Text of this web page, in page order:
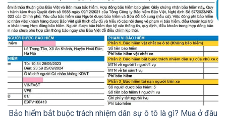
Bảo hiểm bắt buộc trách nhiệm dân sự ô tô là gì? Mua ở đâu